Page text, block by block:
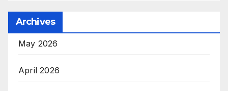
Archives
May 2026
April 2026